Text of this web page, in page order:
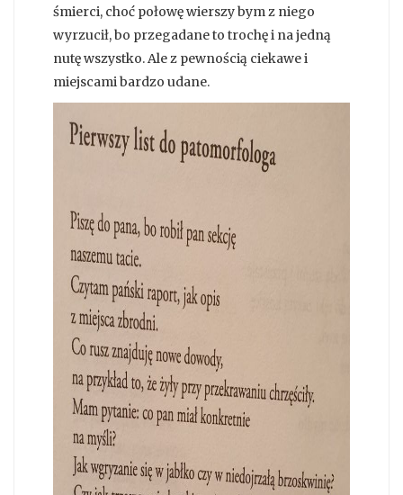
śmierci, choć połowę wierszy bym z niego
wyrzucił, bo przegadane to trochę i na jedną
nutę wszystko. Ale z pewnością ciekawe i
miejscami bardzo udane.